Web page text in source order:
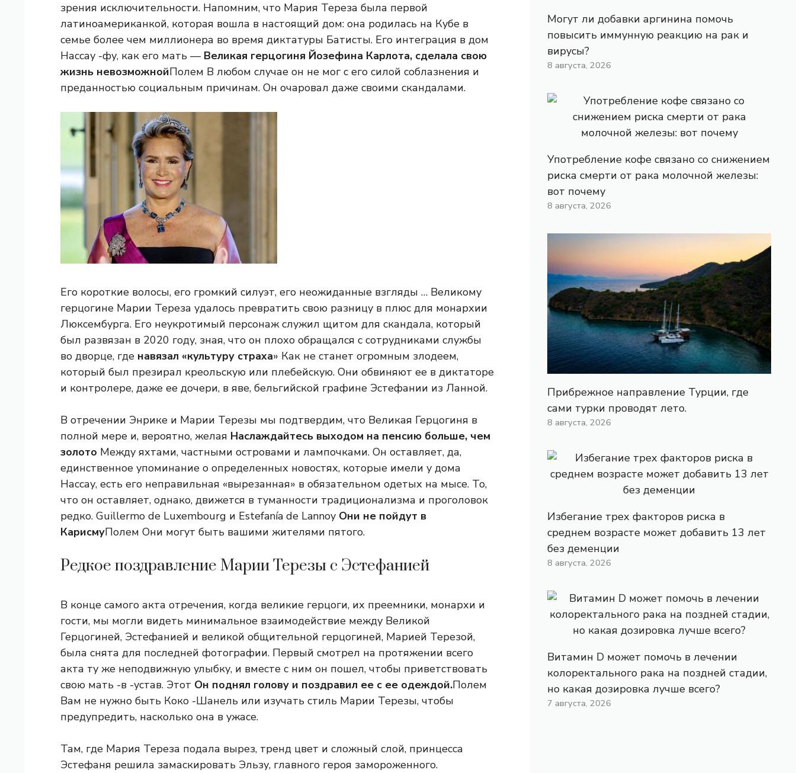
зрения исключительности. Напомним, что Мария Тереза ​​была первой
латиноамериканкой, которая вошла в настоящий дом: она родилась на Кубе в
семье более чем миллионера во время диктатуры Батисты. Его интеграция в дом
Нассау -фу, как его мать — Великая герцогиня Йозефина Карлота, сделала свою
жизнь невозможнойПолем В любом случае он не мог с его силой соблазнения и
преданностью социальным причинам. Он очаровал даже своими скандалами.
Его короткие волосы, его громкий силуэт, его неожиданные взгляды … Великому
герцогине Марии Тереза ​​удалось превратить свою разницу в плюс для монархии
Люксембурга. Его неукротимый персонаж служил щитом для скандала, который
был развязан в 2020 году, зная, что он плохо обращался с сотрудниками службы
во дворце, где навязал «культуру страха» Как не станет огромным злодеем,
который был презирал креольскую или плебейскую. Они обвиняют ее в диктаторе
и контролере, даже ее дочери, в яве, бельгийской графине Эстефании из Ланной.
В отречении Энрике и Марии Терезы мы подтвердим, что Великая Герцогиня в
полной мере и, вероятно, желая Наслаждайтесь выходом на пенсию больше, чем
золото Между яхтами, частными островами и лампочками. Он оставляет, да,
единственное упоминание о определенных новостях, которые имели у дома
Нассау, есть его неправильная «вырезанная» в обязательном одетых на мысе. То,
что он оставляет, однако, движется в туманности традиционализма и проголовок
редко. Guillermo de Luxembourg и Estefanía de Lannoy Они не пойдут в
КарисмуПолем Они могут быть вашими жителями пятого.
Редкое поздравление Марии Терезы с Эстефанией
В конце самого акта отречения, когда великие герцоги, их преемники, монархи и
гости, мы могли видеть минимальное взаимодействие между Великой
Герцогиней, Эстефанией и великой общительной герцогиней, Марией Терезой,
была снята для последней фотографии. Первый смотрел на протяжении всего
акта ту же неподвижную улыбку, и вместе с ним он пошел, чтобы приветствовать
свою мать -в -устав. Этот Он поднял голову и поздравил ее с ее одеждой.Полем
Вам не нужно быть Коко -Шанель или изучать стиль Марии Терезы, чтобы
предупредить, насколько она в ужасе.
Там, где Мария Тереза ​​подала вырез, тренд цвет и сложный слой, принцесса
Эстефаня решила замаскировать Эльзу, главного героя замороженного.
Могут ли добавки аргинина помочь
повысить иммунную реакцию на рак и
вирусы?
8 августа, 2026
Употребление кофе связано со снижением
риска смерти от рака молочной железы:
вот почему
8 августа, 2026
Прибрежное направление Турции, где
сами турки проводят лето.
8 августа, 2026
Избегание трех факторов риска в
среднем возрасте может добавить 13 лет
без деменции
8 августа, 2026
Витамин D может помочь в лечении
колоректального рака на поздней стадии,
но какая дозировка лучше всего?
7 августа, 2026